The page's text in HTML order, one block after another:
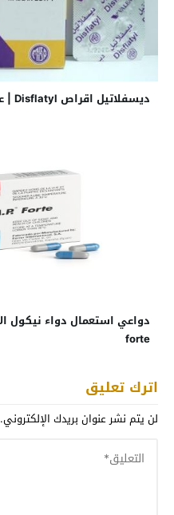
ديسفلاتيل اقراص Disflatyl | علاج الانتفاخ واضطرابات الهضم
forte
اترك تعليق
لن يتم نشر عنوان بريدك الإلكتروني.